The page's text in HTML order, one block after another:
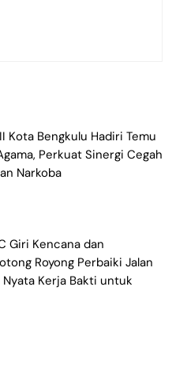
Kota Bengkulu Hadiri Temu
Perkuat Sinergi Cegah
Narkoba
Giri Kencana dan
Royong Perbaiki Jalan
Nyata Kerja Bakti untuk